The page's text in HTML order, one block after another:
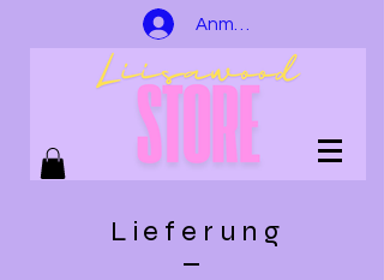
Anmelden
Lieferung